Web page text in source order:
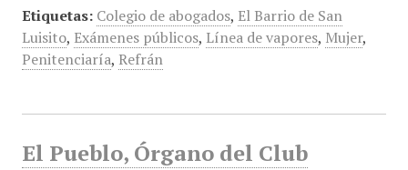
Etiquetas: Colegio de abogados, El Barrio de San
Luisito, Exámenes públicos, Línea de vapores, Mujer,
Penitenciaría, Refrán
El Pueblo, Órgano del Club